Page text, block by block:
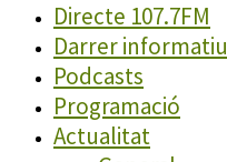
Directe 107.7FM
Darrer informatiu
Podcasts
Programació
Actualitat